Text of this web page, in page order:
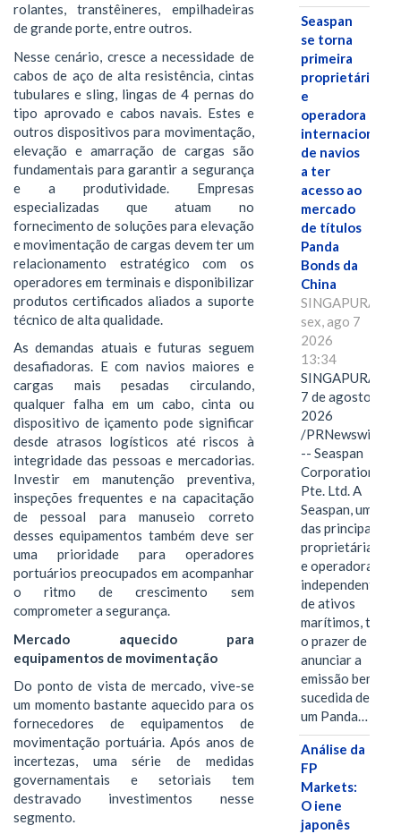
rolantes, transtêineres, empilhadeiras
de grande porte, entre outros.
Nesse cenário, cresce a necessidade de
cabos de aço de alta resistência, cintas
tubulares e sling, lingas de 4 pernas do
tipo aprovado e cabos navais. Estes e
outros dispositivos para movimentação,
elevação e amarração de cargas são
fundamentais para garantir a segurança
e a produtividade. Empresas
especializadas que atuam no
fornecimento de soluções para elevação
e movimentação de cargas devem ter um
relacionamento estratégico com os
operadores em terminais e disponibilizar
produtos certificados aliados a suporte
técnico de alta qualidade.
As demandas atuais e futuras seguem
desafiadoras. E com navios maiores e
cargas mais pesadas circulando,
qualquer falha em um cabo, cinta ou
dispositivo de içamento pode significar
desde atrasos logísticos até riscos à
integridade das pessoas e mercadorias.
Investir em manutenção preventiva,
inspeções frequentes e na capacitação
de pessoal para manuseio correto
desses equipamentos também deve ser
uma prioridade para operadores
portuários preocupados em acompanhar
o ritmo de crescimento sem
comprometer a segurança.
Mercado aquecido para
equipamentos de movimentação
Do ponto de vista de mercado, vive-se
um momento bastante aquecido para os
fornecedores de equipamentos de
movimentação portuária. Após anos de
incertezas, uma série de medidas
governamentais e setoriais tem
destravado investimentos nesse
segmento.
Seaspan
se torna
primeira
proprietária
e
operadora
internacional
de navios
a ter
acesso ao
mercado
de títulos
Panda
Bonds da
China
SINGAPURA,
sex, ago 7
2026
13:34
SINGAPURA,
7 de agosto de
2026
/PRNewswire/
-- Seaspan
Corporation
Pte. Ltd. A
Seaspan, uma
das principais
proprietárias
e operadoras
independentes
de ativos
marítimos, tem
o prazer de
anunciar a
emissão bem-
sucedida de
um Panda…
Análise da
FP
Markets:
O iene
japonês